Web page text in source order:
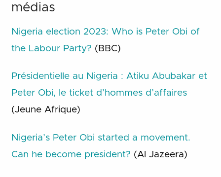
médias
Nigeria election 2023: Who is Peter Obi of
the Labour Party? (BBC)
Présidentielle au Nigeria : Atiku Abubakar et
Peter Obi, le ticket d’hommes d’affaires
(Jeune Afrique)
Nigeria’s Peter Obi started a movement.
Can he become president? (Al Jazeera)